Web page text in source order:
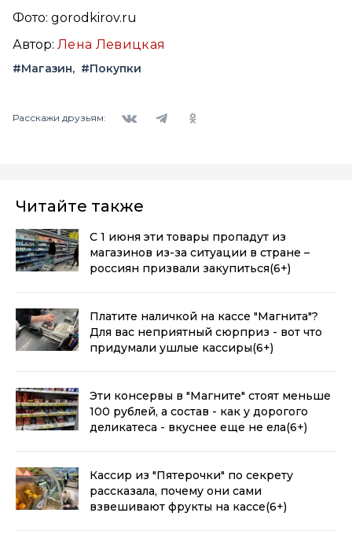
Фото: gorodkirov.ru
Автор: Лена Левицкая
#Магазин #Покупки
Расскажи друзьям:
Читайте также
С 1 июня эти товары пропадут из
магазинов из-за ситуации в стране –
россиян призвали закупиться(6+)
Платите наличкой на кассе "Магнита"?
Для вас неприятный сюрприз - вот что
придумали ушлые кассиры(6+)
Эти консервы в "Магните" стоят меньше
100 рублей, а состав - как у дорогого
деликатеса - вкуснее еще не ела(6+)
Кассир из "Пятерочки" по секрету
рассказала, почему они сами
взвешивают фрукты на кассе(6+)